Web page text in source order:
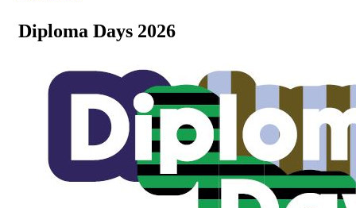
Diploma Days 2026